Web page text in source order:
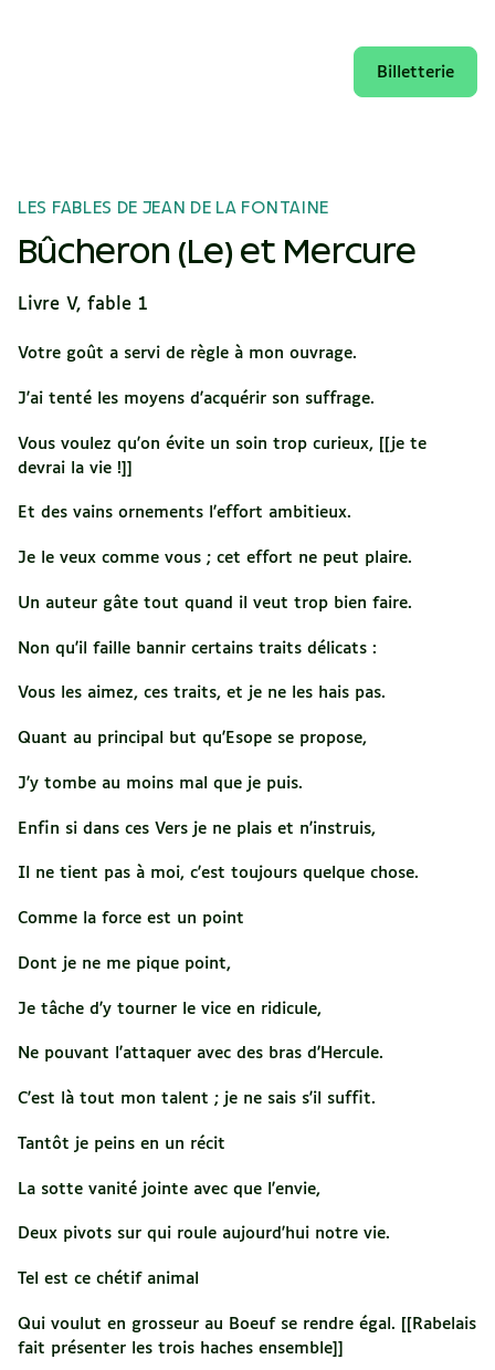
Billetterie
LES FABLES DE JEAN DE LA FONTAINE
Bûcheron (Le) et Mercure
Livre V, fable 1
Votre goût a servi de règle à mon ouvrage.
J'ai tenté les moyens d'acquérir son suffrage.
Vous voulez qu'on évite un soin trop curieux, [[je te
devrai la vie !]]
Et des vains ornements l'effort ambitieux.
Je le veux comme vous ; cet effort ne peut plaire.
Un auteur gâte tout quand il veut trop bien faire.
Non qu'il faille bannir certains traits délicats :
Vous les aimez, ces traits, et je ne les hais pas.
Quant au principal but qu'Esope se propose,
J'y tombe au moins mal que je puis.
Enfin si dans ces Vers je ne plais et n'instruis,
Il ne tient pas à moi, c'est toujours quelque chose.
Comme la force est un point
Dont je ne me pique point,
Je tâche d'y tourner le vice en ridicule,
Ne pouvant l'attaquer avec des bras d'Hercule.
C'est là tout mon talent ; je ne sais s'il suffit.
Tantôt je peins en un récit
La sotte vanité jointe avec que l'envie,
Deux pivots sur qui roule aujourd'hui notre vie.
Tel est ce chétif animal
Qui voulut en grosseur au Boeuf se rendre égal. [[Rabelais
fait présenter les trois haches ensemble]]